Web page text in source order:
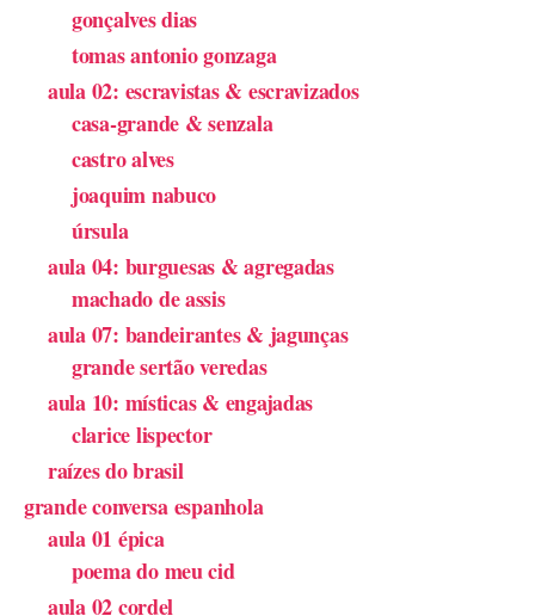
gonçalves dias
tomas antonio gonzaga
aula 02: escravistas & escravizados
casa-grande & senzala
castro alves
joaquim nabuco
úrsula
aula 04: burguesas & agregadas
machado de assis
aula 07: bandeirantes & jagunças
grande sertão veredas
aula 10: místicas & engajadas
clarice lispector
raízes do brasil
grande conversa espanhola
aula 01 épica
poema do meu cid
aula 02 cordel